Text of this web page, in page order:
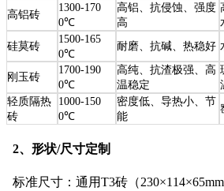
高铝砖
1300-170
0℃
高铝、抗侵蚀、强度
高
硅莫砖
1500-165
0℃
耐磨、抗碱、热稳好
刚玉砖
1700-190
0℃
高纯、抗渣极强、高
温稳定
轻质隔热
砖
1000-150
0℃
密度低、导热小、节
能
2、形状/尺寸定制
标准尺寸：通用T3砖（